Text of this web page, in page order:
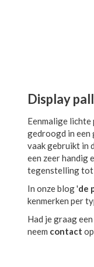
Display
Eenmalige lichte
gedroogd in
vaak gebruikt in
een zeer handig
tegenstelling tot
In onze blog 'de
kenmerken per
Had je graag
neem contact